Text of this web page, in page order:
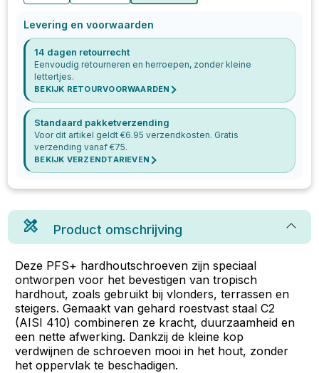
Levering en voorwaarden
14 dagen retourrecht
Eenvoudig retourneren en herroepen, zonder kleine
lettertjes.
BEKIJK RETOURVOORWAARDEN
Standaard pakketverzending
Voor dit artikel geldt €6.95 verzendkosten. Gratis
verzending vanaf €75.
BEKIJK VERZENDTARIEVEN
Product omschrijving
Deze PFS+ hardhoutschroeven zijn speciaal
ontworpen voor het bevestigen van tropisch
hardhout, zoals gebruikt bij vlonders, terrassen en
steigers. Gemaakt van gehard roestvast staal C2
(AISI 410) combineren ze kracht, duurzaamheid en
een nette afwerking. Dankzij de kleine kop
verdwijnen de schroeven mooi in het hout, zonder
het oppervlak te beschadigen.